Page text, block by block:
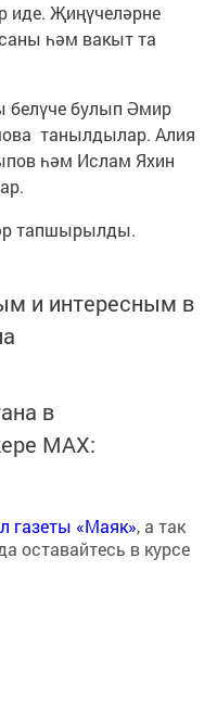
иде. Җиңүчеләрне
һәм вакыт та
белүче булып Әмир
танылдылар. Алия
һәм Ислам Яхин
тапшырылды.
и интересным в
в
MАХ:
газеты «Маяк», а так
оставайтесь в курсе